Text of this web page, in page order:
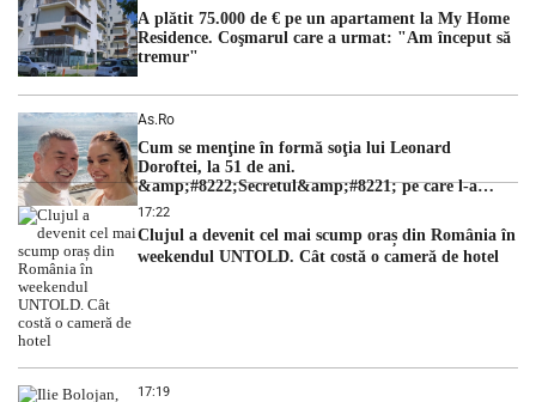
A plătit 75.000 de € pe un apartament la My Home
Residence. Coşmarul care a urmat: "Am început să
tremur"
As.ro
Cum se menţine în formă soţia lui Leonard
Doroftei, la 51 de ani.
&amp;#8222;Secretul&amp;#8221; pe care l-a
dezvăluit
17:22
Clujul a devenit cel mai scump oraș din România în
weekendul UNTOLD. Cât costă o cameră de hotel
17:19